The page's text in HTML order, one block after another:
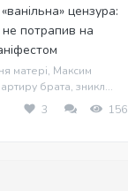
цензура:
не потрапив на
матері, Максим
брата, зникл...
3 156